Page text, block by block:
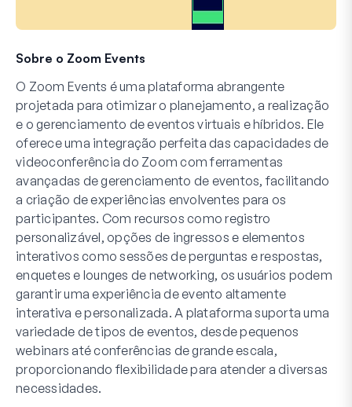
Sobre o Zoom Events
O Zoom Events é uma plataforma abrangente
projetada para otimizar o planejamento, a realização
e o gerenciamento de eventos virtuais e híbridos. Ele
oferece uma integração perfeita das capacidades de
videoconferência do Zoom com ferramentas
avançadas de gerenciamento de eventos, facilitando
a criação de experiências envolventes para os
participantes. Com recursos como registro
personalizável, opções de ingressos e elementos
interativos como sessões de perguntas e respostas,
enquetes e lounges de networking, os usuários podem
garantir uma experiência de evento altamente
interativa e personalizada. A plataforma suporta uma
variedade de tipos de eventos, desde pequenos
webinars até conferências de grande escala,
proporcionando flexibilidade para atender a diversas
necessidades.